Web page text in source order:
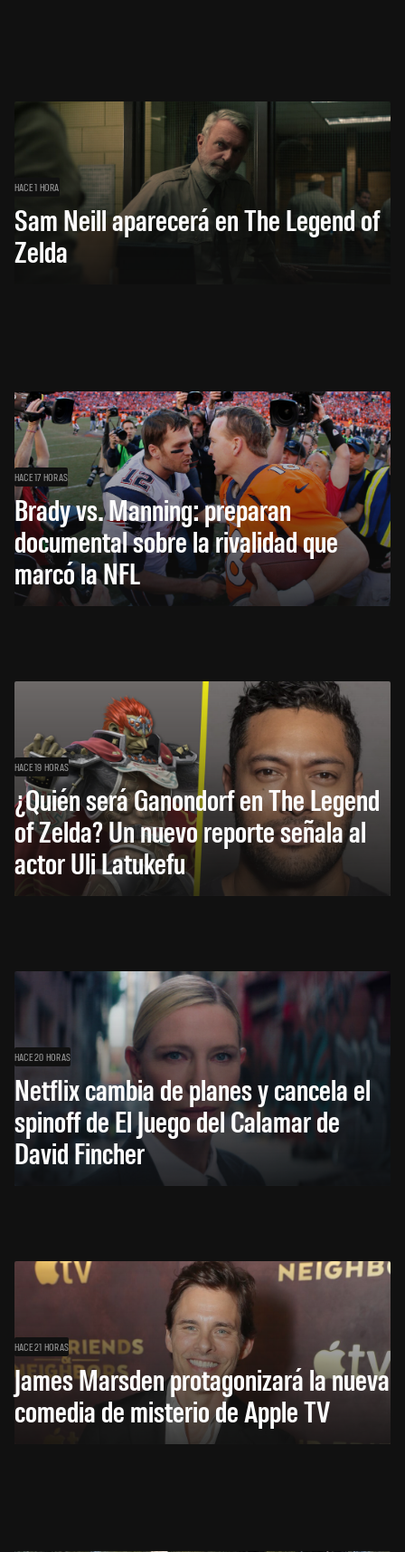
HACE 1 HORA
Sam Neill aparecerá en The Legend of
Zelda
HACE 17 HORAS
Brady vs. Manning: preparan
documental sobre la rivalidad que
marcó la NFL
HACE 19 HORAS
¿Quién será Ganondorf en The Legend
of Zelda? Un nuevo reporte señala al
actor Uli Latukefu
HACE 20 HORAS
Netflix cambia de planes y cancela el
spinoff de El Juego del Calamar de
David Fincher
HACE 21 HORAS
James Marsden protagonizará la nueva
comedia de misterio de Apple TV